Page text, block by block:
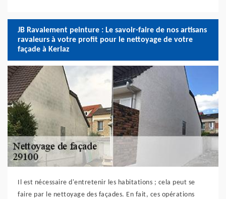
JB Ravalement peinture : Le savoir-faire de nos artisans
ravaleurs à votre profit pour le nettoyage de votre
façade à Kerlaz
Il est nécessaire d'entretenir les habitations ; cela peut se
faire par le nettoyage des façades. En fait, ces opérations